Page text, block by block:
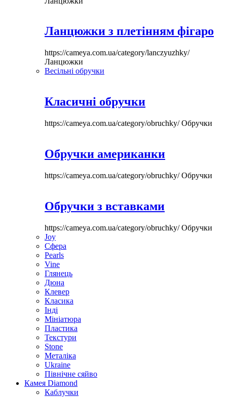
Ланцюжки з плетінням фігаро
https://cameya.com.ua/category/lanczyuzhky/
Ланцюжки
Весільні обручки
Класичні обручки
https://cameya.com.ua/category/obruchky/Обручки
Обручки американки
https://cameya.com.ua/category/obruchky/Обручки
Обручки з вставками
https://cameya.com.ua/category/obruchky/Обручки
Joy
Сфера
Pearls
Vine
Глянець
Дюна
Клевер
Класика
Інді
Мініатюра
Пластика
Текстури
Stone
Металіка
Ukraine
Північне сяйво
Камея Diamond
Каблучки